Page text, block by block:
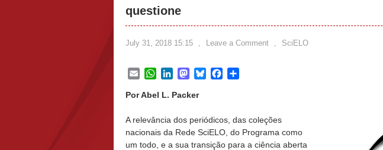
questione
July 31, 2018 15:15 , Leave a Comment , SciELO
EmailWhatsApp
LinkedInMastodon
BlueskyFacebook
Por Abel L. Packer
A relevância dos periódicos, das coleções
nacionais da Rede SciELO, do Programa como
um todo, e a sua transição para a ciência aberta